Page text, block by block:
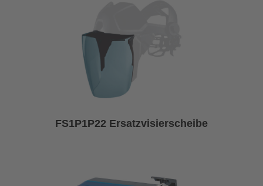
FS1P1P22 Ersatzvisierscheibe